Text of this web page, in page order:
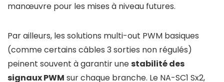
manœuvre pour les mises à niveau futures.
Par ailleurs, les solutions multi-out PWM basiques
(comme certains câbles 3 sorties non régulés)
peinent souvent à garantir unestabilité des
signaux PWM sur chaque branche. Le NA-SC1 Sx2,